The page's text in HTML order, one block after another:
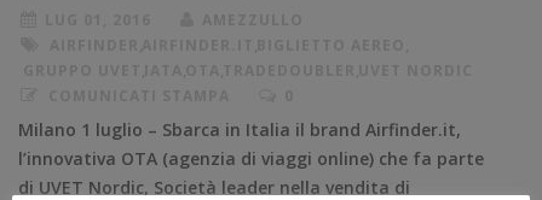
Milano 1 luglio – Sbarca in Italia il brand Airfinder.it,
l’innovativa OTA (agenzia di viaggi online) che fa parte
di UVET Nordic, Società leader nella vendita di